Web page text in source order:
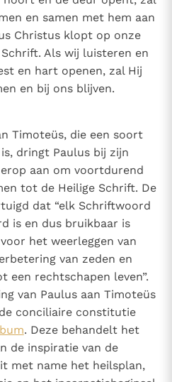
en samen met hem aan
Christus klopt op onze
Als wij luisteren en
en hart openen, zal Hij
en bij ons blijven.
Timoteüs, die een soort
dringt Paulus bij zijn
aan om voortdurend
tot de Heilige Schrift. De
dat “elk Schriftwoord
is en dus bruikbaar is
het weerleggen van
van zeden en
een rechtschapen leven”.
van Paulus aan Timoteüs
conciliaire constitutie
. Deze behandelt het
de inspiratie van de
met name het heilsplan,